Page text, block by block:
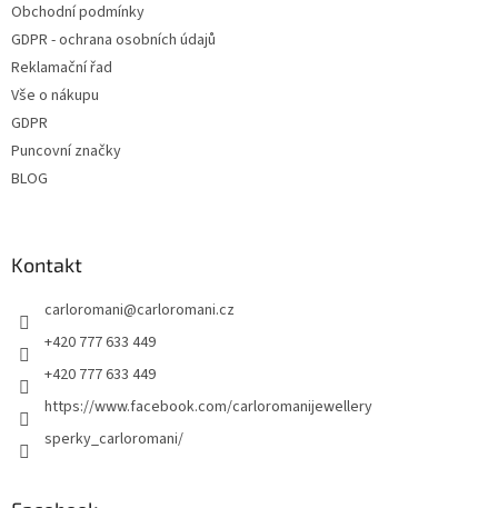
Obchodní podmínky
GDPR - ochrana osobních údajů
Reklamační řad
Vše o nákupu
GDPR
Puncovní značky
BLOG
Kontakt
carloromani@carloromani.cz
+420 777 633 449
+420 777 633 449
https://www.facebook.com/carloromanijewellery
sperky_carloromani/